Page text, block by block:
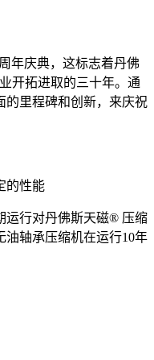
年庆典，这标志着丹佛
开拓进取的三十年。通
的里程碑和创新，来庆祝
的性能
运行对丹佛斯天磁® 压缩
油轴承压缩机在运行10年